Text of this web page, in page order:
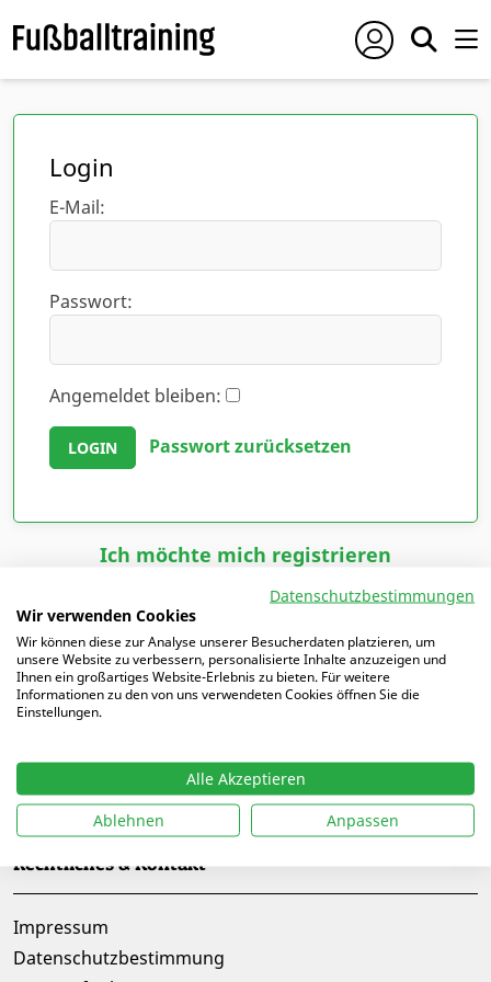
Login
E-Mail:
Passwort:
Angemeldet bleiben:
Passwort zurücksetzen
Ich möchte mich registrieren
Folge uns auf
Rechtliches & Kontakt
Impressum
Datenschutzbestimmung
Datenschutzbestimmungen
Wir verwenden Cookies
Wir können diese zur Analyse unserer Besucherdaten platzieren, um
unsere Website zu verbessern, personalisierte Inhalte anzuzeigen und
Ihnen ein großartiges Website-Erlebnis zu bieten. Für weitere
Informationen zu den von uns verwendeten Cookies öffnen Sie die
Einstellungen.
Alle Akzeptieren
Ablehnen
Anpassen